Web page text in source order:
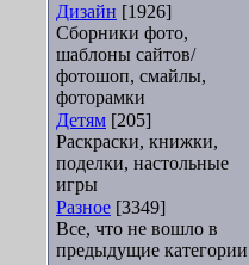
Дизайн [1926]
Сборники фото,
шаблоны сайтов/
фотошоп, смайлы,
фоторамки
Детям [205]
Раскраски, книжки,
поделки, настольные
игры
Разное [3349]
Все, что не вошло в
предыдущие категории